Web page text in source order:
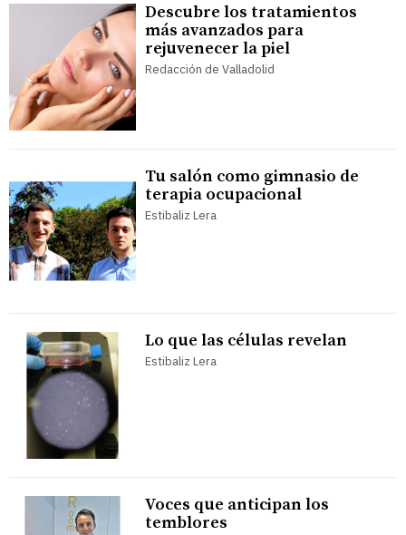
Descubre los tratamientos
más avanzados para
rejuvenecer la piel
Redacción de Valladolid
Tu salón como gimnasio de
terapia ocupacional
Estibaliz Lera
Lo que las células revelan
Estibaliz Lera
Voces que anticipan los
temblores